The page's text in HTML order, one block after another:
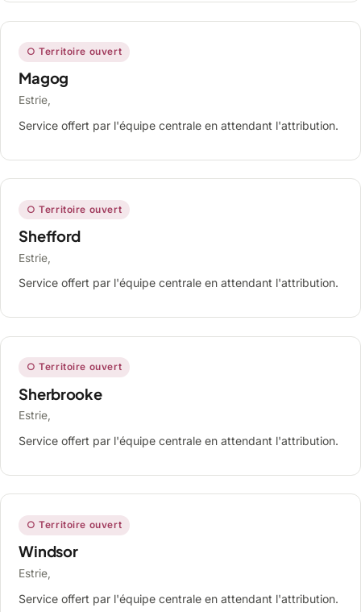
○ Territoire ouvert
Magog
Estrie,
Service offert par l'équipe centrale en attendant l'attribution.
○ Territoire ouvert
Shefford
Estrie,
Service offert par l'équipe centrale en attendant l'attribution.
○ Territoire ouvert
Sherbrooke
Estrie,
Service offert par l'équipe centrale en attendant l'attribution.
○ Territoire ouvert
Windsor
Estrie,
Service offert par l'équipe centrale en attendant l'attribution.